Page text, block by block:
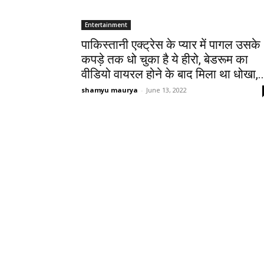
Entertainment
पाकिस्तानी एक्ट्रेस के प्यार में पागल उसके
कपड़े तक धो चुका है ये हीरो, बेडरूम का
वीडियो वायरल होने के बाद मिला था
shamyu maurya - June 13, 2022